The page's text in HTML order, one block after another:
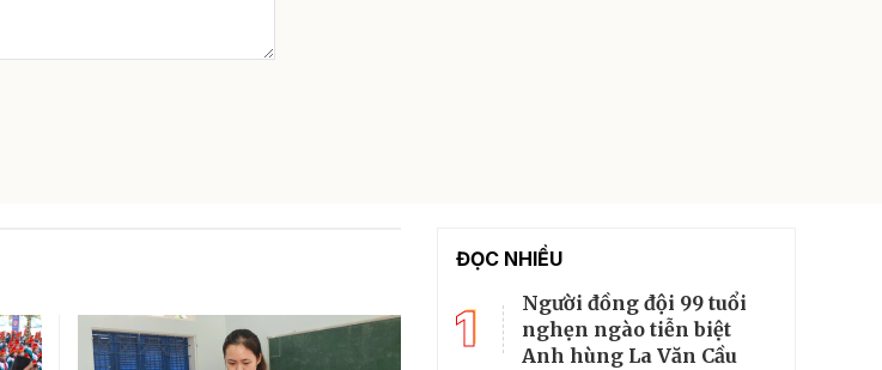
ĐỌC NHIỀU
1
Người đồng đội 99 tuổi
nghẹn ngào tiễn biệt
Anh hùng La Văn Cầu